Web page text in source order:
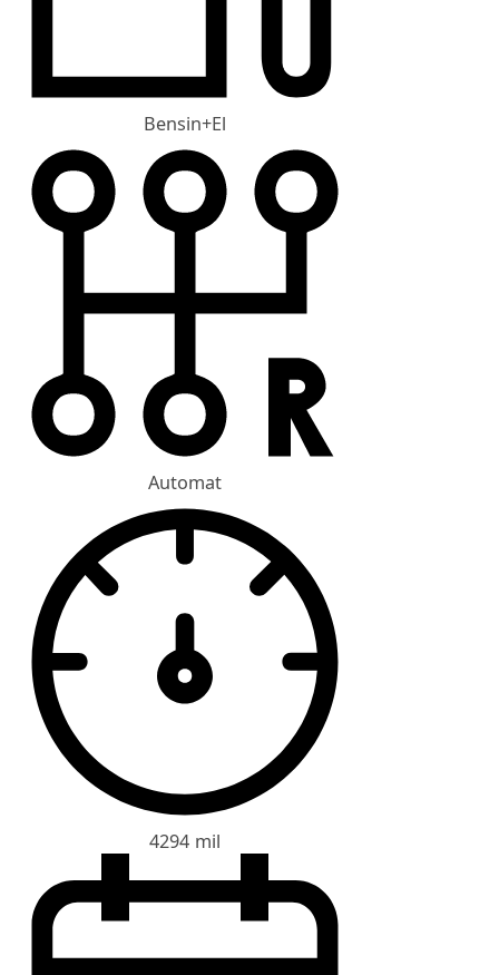
Bensin+El
Automat
4294 mil